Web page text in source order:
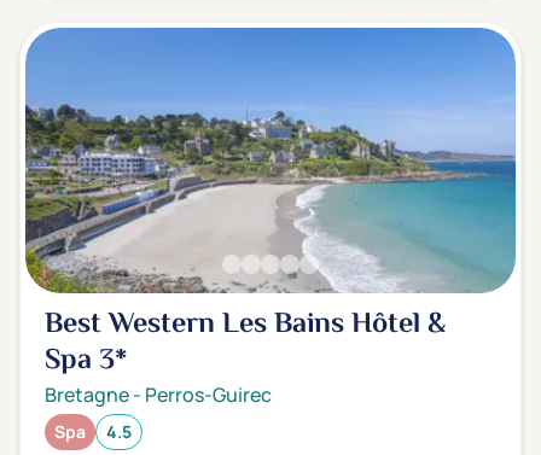
Best Western Les Bains Hôtel &
Spa 3*
Bretagne- Perros-Guirec
Spa 4.5